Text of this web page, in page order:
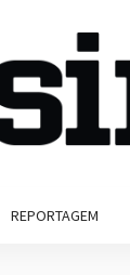
REPORTAGEM